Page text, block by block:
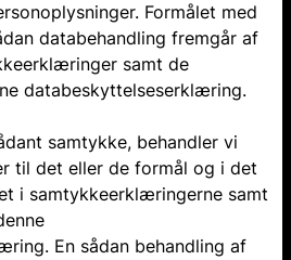
Formålet med
databehandling fremgår af
samt de
databeskyttelseserklæring.
samtykke, behandler vi
til det eller de formål og i det
i samtykkeerklæringerne samt
En sådan behandling af